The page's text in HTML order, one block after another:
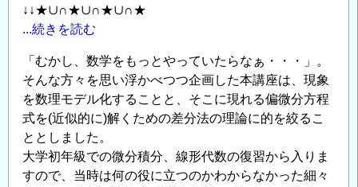
↓↓★∪∩★∪∩★∪∩★
...続きを読む
「むかし、数学をもっとやっていたらなぁ・・・」。
そんな方々を思い浮かべつつ企画した本講座は、現象
を数理モデル化することと、そこに現れる偏微分方程
式を(近似的に)解くための差分法の理論に的を絞るこ
ととしました。
大学初年級での微分積分、線形代数の復習から入りま
すので、当時は何の役に立つのかわからなかった細々